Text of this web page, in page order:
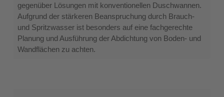
gegenüber Lösungen mit konventionellen Duschwannen.
Aufgrund der stärkeren Beanspruchung durch Brauch-
und Spritzwasser ist besonders auf eine fachgerechte
Planung und Ausführung der Abdichtung von Boden- und
Wandflächen zu achten.